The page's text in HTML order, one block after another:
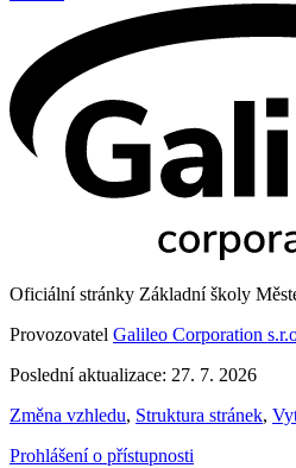
Oficiální stránky Základní školy
Provozovatel Galileo Corporation
Poslední aktualizace: 27. 7. 2026
Změna vzhledu, Struktura stránek,
Prohlášení o přístupnosti